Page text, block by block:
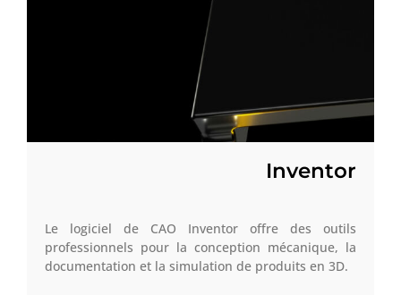
Inventor
Le logiciel de CAO Inventor offre des outils
professionnels pour la conception mécanique, la
documentation et la simulation de produits en 3D.